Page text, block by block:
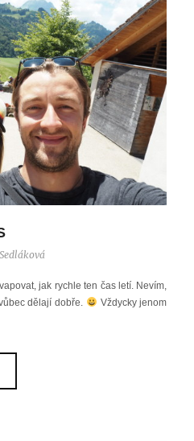
jak rychle ten čas letí. Nevím,
dělají dobře.
Vždycky jenom